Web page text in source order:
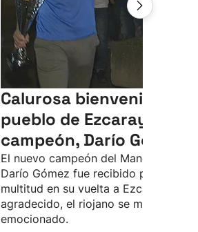
Calurosa bienvenida del
pueblo de Ezcaray a su
campeón, Darío Gómez
El nuevo campeón del Manomanista
Darío Gómez fue recibido por una
multitud en su vuelta a Ezcaray. Muy
agradecido, el riojano se mostró muy
emocionado.